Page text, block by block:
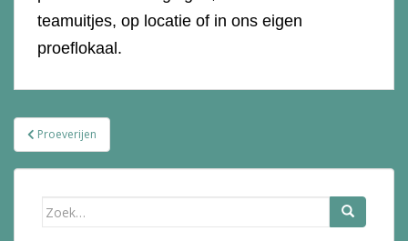
teamuitjes, op locatie of in ons eigen
proeflokaal.
Bericht
navigatie
Proeverijen
Zoek